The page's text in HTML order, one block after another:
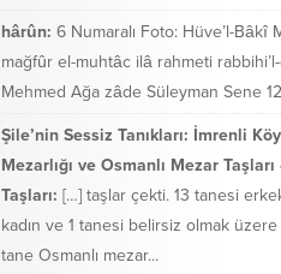
hârûn: 6 Numaralı Foto: Hüve’l-Bâkî
mağfûr el-muhtâc ilâ rahmeti
Mehmed Ağa zâde Süleyman Sene
Şile’nin Sessiz Tanıkları: İmrenli
Mezarlığı ve Osmanlı Mezar
Taşları: […] taşlar çekti. 13 tanesi
kadın ve 1 tanesi belirsiz olmak üzere
tane Osmanlı mezar...